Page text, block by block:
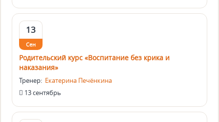
13
Сен
Родительский курс «Воспитание без крика и
наказания»
Тренер: Екатерина Печёнкина
13 сентябрь